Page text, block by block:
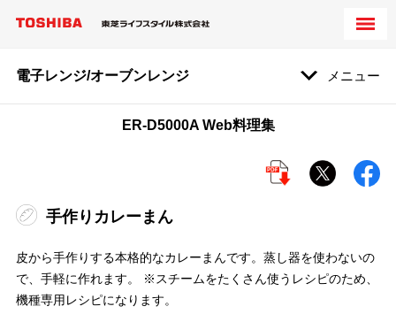
電子レンジ/オーブンレンジ メニュー
ER-D5000A Web料理集
手作りカレーまん
皮から手作りする本格的なカレーまんです。蒸し器を使わないの
で、手軽に作れます。 ※スチームをたくさん使うレシピのため、
機種専用レシピになります。